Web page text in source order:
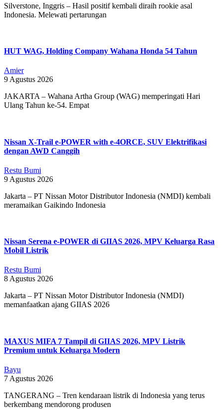
Silverstone, Inggris – Hasil positif kembali diraih rookie asal
Indonesia. Melewati pertarungan
HUT WAG, Holding Company Wahana Honda 54 Tahun
Amier
9 Agustus 2026
JAKARTA – Wahana Artha Group (WAG) memperingati Hari
Ulang Tahun ke-54. Empat
Nissan X-Trail e-POWER with e-4ORCE, SUV Elektrifikasi
dengan AWD Canggih
Restu Bumi
9 Agustus 2026
Jakarta – PT Nissan Motor Distributor Indonesia (NMDI) kembali
meramaikan Gaikindo Indonesia
Nissan Serena e-POWER di GIIAS 2026, MPV Keluarga Rasa
Mobil Listrik
Restu Bumi
8 Agustus 2026
Jakarta – PT Nissan Motor Distributor Indonesia (NMDI)
memanfaatkan ajang GIIAS 2026
MAXUS MIFA 7 Tampil di GIIAS 2026, MPV Listrik
Premium untuk Keluarga Modern
Bayu
7 Agustus 2026
TANGERANG – Tren kendaraan listrik di Indonesia yang terus
berkembang mendorong produsen